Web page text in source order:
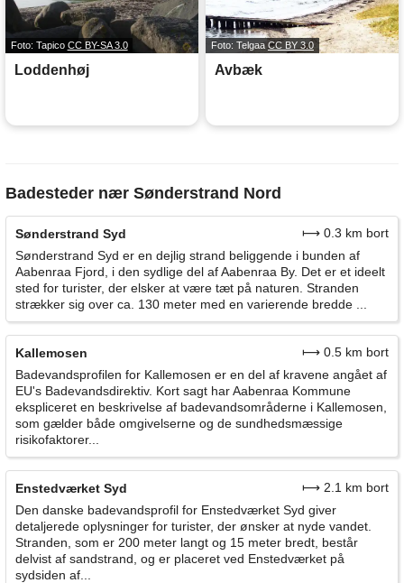
Foto: Tapico CC BY-SA 3.0
Loddenhøj
Foto: Telgaa CC BY 3.0
Avbæk
Badesteder nær Sønderstrand Nord
Sønderstrand Syd
⟼ 0.3 km bort
Sønderstrand Syd er en dejlig strand beliggende i bunden af
Aabenraa Fjord, i den sydlige del af Aabenraa By. Det er et ideelt
sted for turister, der elsker at være tæt på naturen. Stranden
strækker sig over ca. 130 meter med en varierende bredde ...
Kallemosen
⟼ 0.5 km bort
Badevandsprofilen for Kallemosen er en del af kravene angået af
EU's Badevandsdirektiv. Kort sagt har Aabenraa Kommune
ekspliceret en beskrivelse af badevandsområderne i Kallemosen,
som gælder både omgivelserne og de sundhedsmæssige
risikofaktorer...
Enstedværket Syd
⟼ 2.1 km bort
Den danske badevandsprofil for Enstedværket Syd giver
detaljerede oplysninger for turister, der ønsker at nyde vandet.
Stranden, som er 200 meter langt og 15 meter bredt, består
delvist af sandstrand, og er placeret ved Enstedværket på
sydsiden af...